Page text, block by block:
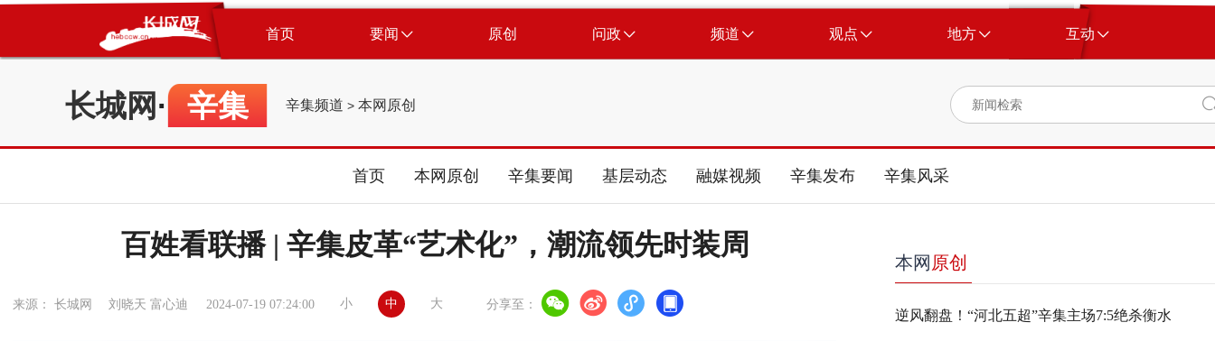
首页 要闻 原创 问政 频道 观点 地方 互动
长城网 · 辛集 辛集频道 > 本网原创
首页 本网原创 辛集要闻 基层动态 融媒视频 辛集发布 辛集风采
百姓看联播 | 辛集皮革“艺术化”，潮流领先时装周
来源： 长城网 刘晓天 富心迪 2024-07-19 07:24:00 小 中 大 分享至：
本网 原创
逆风翻盘！“河北五超”辛集主场7:5绝杀衡水